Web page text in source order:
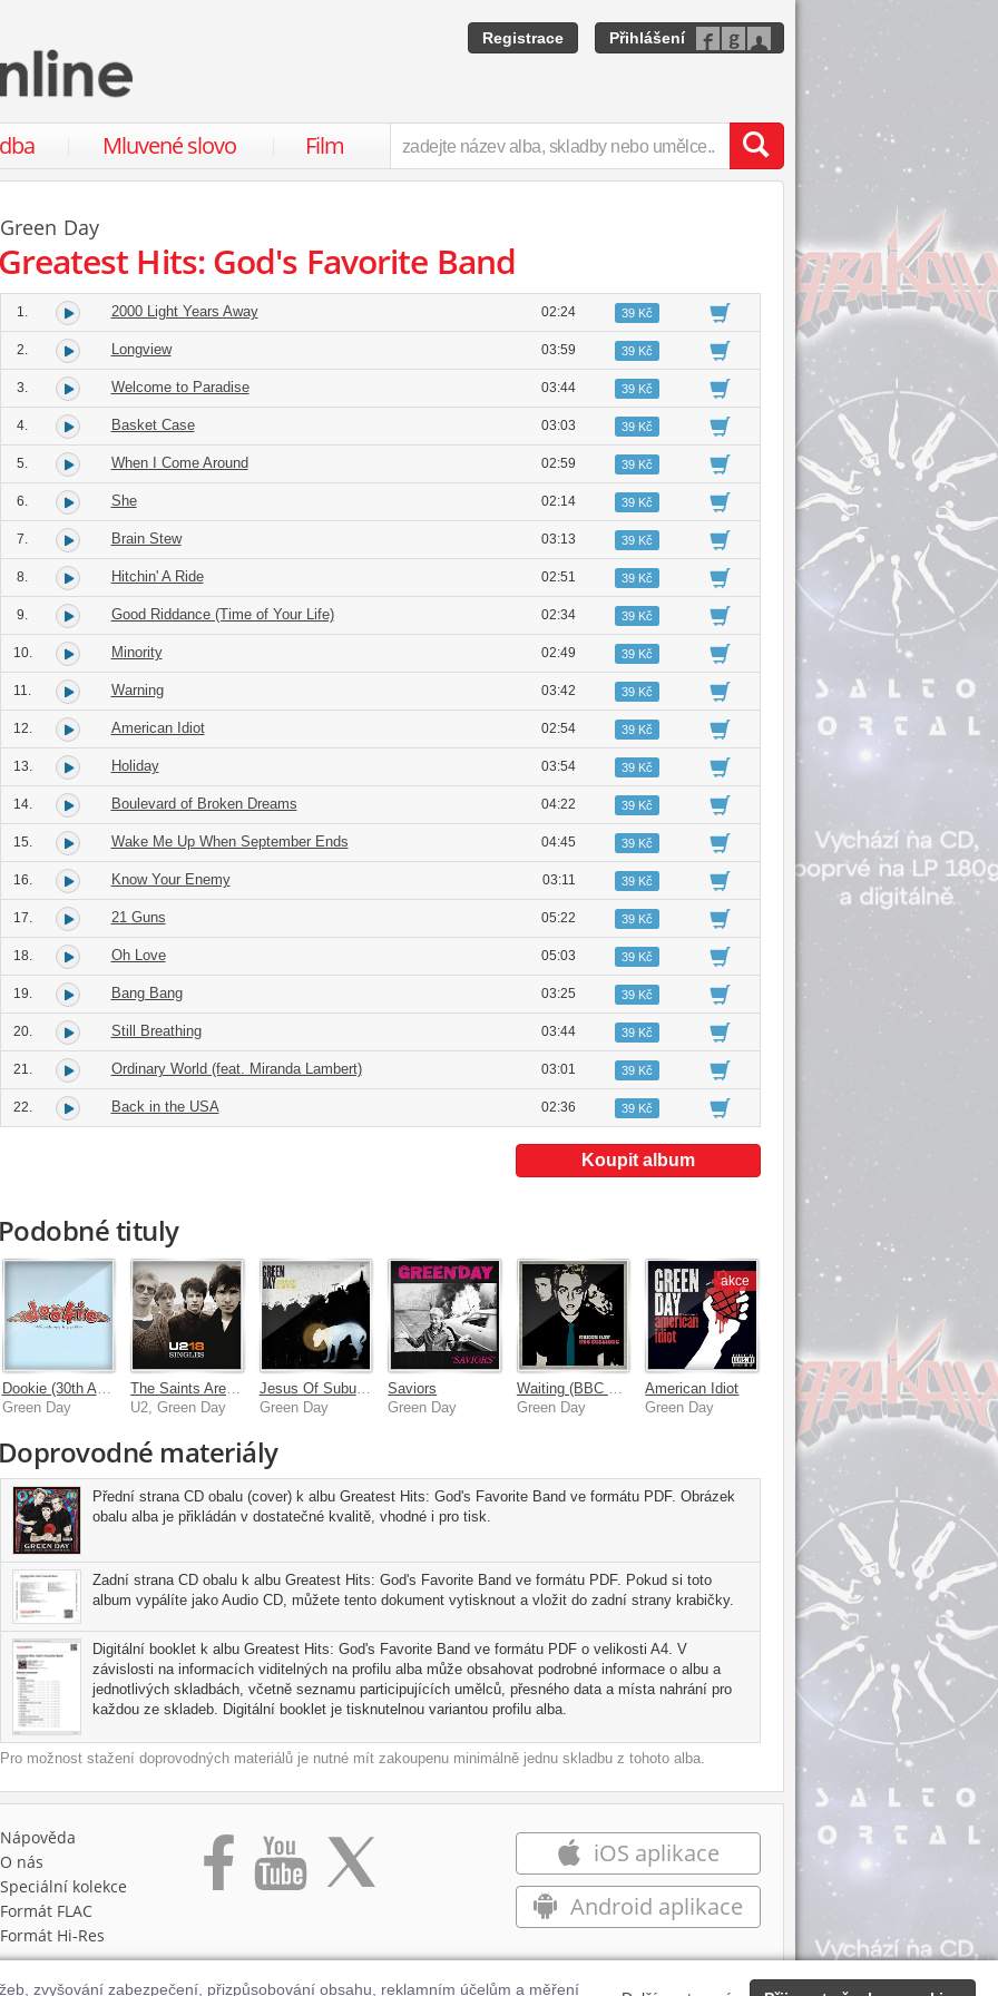
zvyšování zabezpečení, přizpůsobování obsahu, reklamním účelům a měření
Registrace Přihlášení
Mluvené slovo Film
Green Day
Hits: God's Favorite Band
1. 2000 Light Years Away 02:24 39 Kč
2. Longview 03:59 39 Kč
3. Welcome to Paradise 03:44 39 Kč
4. Basket Case 03:03 39 Kč
5. When I Come Around 02:59 39 Kč
6. She 02:14 39 Kč
7. Brain Stew 03:13 39 Kč
8. Hitchin' A Ride 02:51 39 Kč
9. Good Riddance (Time of Your Life) 02:34 39 Kč
10. Minority 02:49 39 Kč
11. Warning 03:42 39 Kč
12. American Idiot 02:54 39 Kč
13. Holiday 03:54 39 Kč
14. Boulevard of Broken Dreams 04:22 39 Kč
15. Wake Me Up When September Ends 04:45 39 Kč
16. Know Your Enemy 03:11 39 Kč
17. 21 Guns 05:22 39 Kč
18. Oh Love 05:03 39 Kč
19. Bang Bang 03:25 39 Kč
20. Still Breathing 03:44 39 Kč
21. Ordinary World (feat. Miranda Lambert) 03:01 39 Kč
22. Back in the USA 02:36 39 Kč
Koupit album
tituly
Green Day
U2, Green Day
Jesus Of Suburbia
Green Day
Saviors
Green Day
Green Day
akce
American Idiot
Green Day
materiály
Přední strana CD obalu (cover) k albu Greatest Hits: God's Favorite Band ve formátu PDF. Obrázek
obalu alba je přikládán v dostatečné kvalitě, vhodné i pro tisk.
Zadní strana CD obalu k albu Greatest Hits: God's Favorite Band ve formátu PDF. Pokud si toto
album vypálíte jako Audio CD, můžete tento dokument vytisknout a vložit do zadní strany krabičky.
Digitální booklet k albu Greatest Hits: God's Favorite Band ve formátu PDF o velikosti A4. V
závislosti na informacích viditelných na profilu alba může obsahovat podrobné informace o albu a
jednotlivých skladbách, včetně seznamu participujících umělců, přesného data a místa nahrání pro
každou ze skladeb. Digitální booklet je tisknutelnou variantou profilu alba.
Pro možnost stažení doprovodných materiálů je nutné mít zakoupenu minimálně jednu skladbu z tohoto alba.
Nápověda
O nás
Speciální kolekce
Formát FLAC
Formát Hi‑Res
iOS aplikace
Android aplikace